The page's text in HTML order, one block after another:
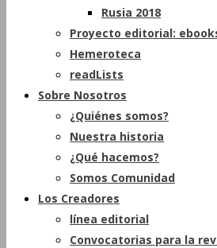
Rusia 2018
Proyecto editorial:
Hemeroteca
readLists
Sobre Nosotros
¿Quiénes somos?
Nuestra historia
¿Qué hacemos?
Somos Comunidad
Los Creadores
línea editorial
Convocatorias para la